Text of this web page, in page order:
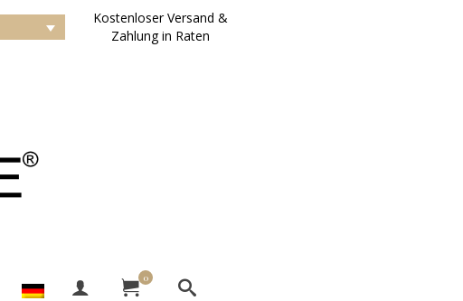
Kostenloser Versand &
Zahlung in Raten
0